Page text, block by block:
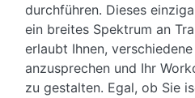
durchführen. Dieses
ein breites Spektrum an
erlaubt Ihnen,
anzusprechen und Ihr
zu gestalten. Egal, ob Sie